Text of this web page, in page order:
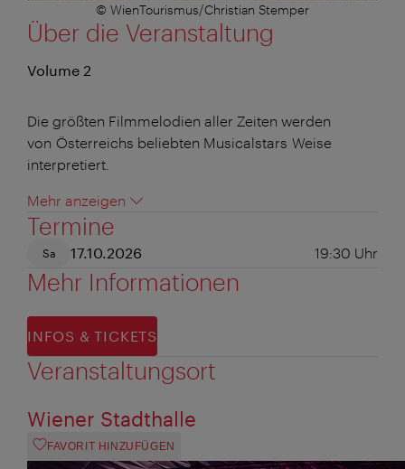
© WienTourismus/Christian Stemper
Über die Veranstaltung
Volume 2
Die größten Filmmelodien aller Zeiten werden
von Österreichs beliebten Musicalstars Weise
interpretiert.
Mehr anzeigen
Termine
Sa 17.10.2026 19:30 Uhr
Mehr Informationen
INFOS & TICKETS
Veranstaltungsort
Wiener Stadthalle
FAVORIT HINZUFÜGEN